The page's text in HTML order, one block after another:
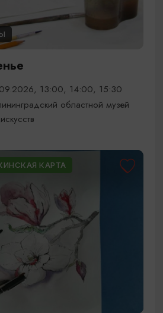
13:00, 14:00, 15:30
областной музей
КАРТА